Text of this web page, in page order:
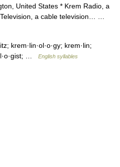
United States * Krem Radio, a
a cable television… …
krem·lin·ol·o·gy; krem·lin;
…
English syllables